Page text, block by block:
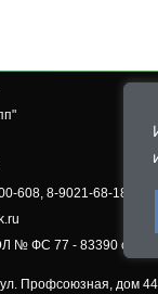
608, 8-9021-68-18-50,
№ ФС 77 - 83390 от
ул. Профсоюзная, дом